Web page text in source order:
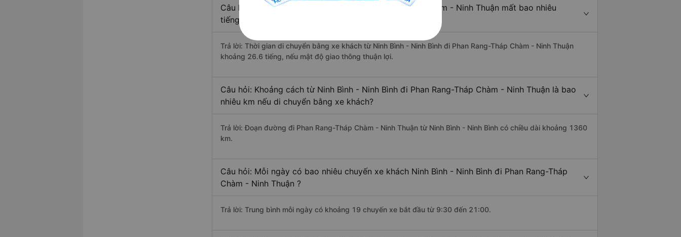
Câu hỏi: Từ Ninh Bình - Ninh Bình đi Phan Rang-Tháp Chàm - Ninh Thuận mất bao nhiêu
tiếng khi di chuyển bằng xe khách?
Trả lời: Thời gian di chuyển bằng xe khách từ Ninh Bình - Ninh Bình đi Phan Rang-Tháp Chàm - Ninh Thuận
khoảng 26.6 tiếng, nếu mật độ giao thông thuận lợi.
Câu hỏi: Khoảng cách từ Ninh Bình - Ninh Bình đi Phan Rang-Tháp Chàm - Ninh Thuận là bao
nhiêu km nếu di chuyển bằng xe khách?
Trả lời: Đoạn đường đi Phan Rang-Tháp Chàm - Ninh Thuận từ Ninh Bình - Ninh Bình có chiều dài khoảng 1360
km.
Câu hỏi: Mỗi ngày có bao nhiêu chuyến xe khách Ninh Bình - Ninh Bình đi Phan Rang-Tháp
Chàm - Ninh Thuận ?
Trả lời: Trung bình mỗi ngày có khoảng 19 chuyến xe bắt đầu từ 9:30 đến 21:00.